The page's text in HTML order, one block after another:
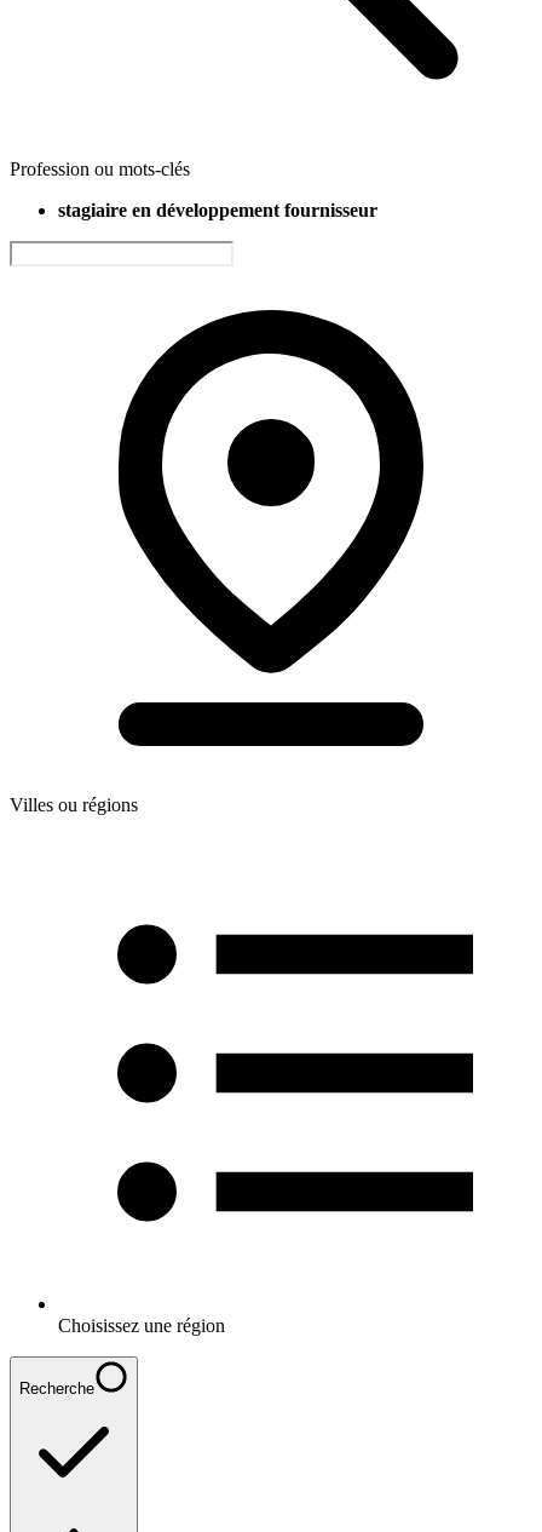
Profession ou mots-clés
stagiaire en développement fournisseur
Villes ou régions
Choisissez une région
Recherche